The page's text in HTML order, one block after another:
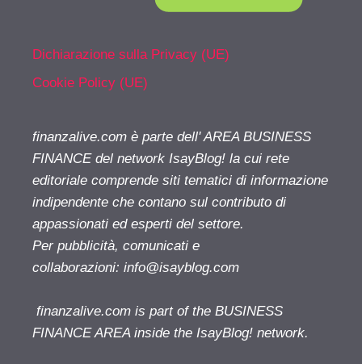
Dichiarazione sulla Privacy (UE)
Cookie Policy (UE)
finanzalive.com è parte dell' AREA BUSINESS
FINANCE del network IsayBlog! la cui rete
editoriale comprende siti tematici di informazione
indipendente che contano sul contributo di
appassionati ed esperti del settore.
Per pubblicità, comunicati e
collaborazioni: info@isayblog.com
finanzalive.com is part of the BUSINESS
FINANCE AREA inside the IsayBlog! network.